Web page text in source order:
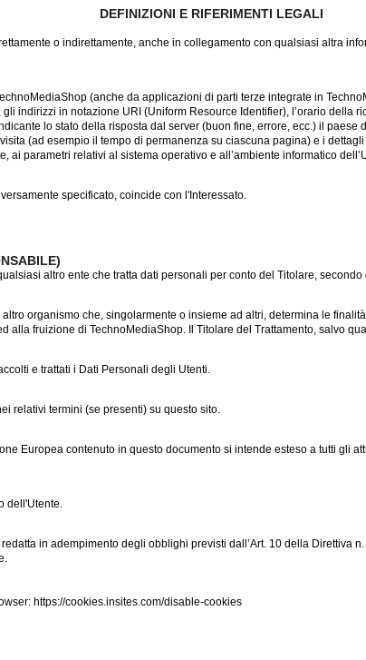
DEFINIZIONI E RIFERIMENTI LEGALI
o indirettamente, anche in collegamento con qualsiasi altra
(anche da applicazioni di parti terze integrate in
indirizzi in notazione URI (Uniform Resource Identifier), l’orario della
lo stato della risposta dal server (buon fine, errore, ecc.) il
(ad esempio il tempo di permanenza su ciascuna pagina) e i
parametri relativi al sistema operativo e all’ambiente informatico
specificato, coincide con l'Interessato.
altro ente che tratta dati personali per conto del Titolare,
organismo che, singolarmente o insieme ad altri, determina le
alla fruizione di TechnoMediaShop. Il Titolare del Trattamento, salvo
e trattati i Dati Personali degli Utenti.
relativi termini (se presenti) su questo sito.
Europea contenuto in questo documento si intende esteso a tutti gli
dell'Utente.
in adempimento degli obblighi previsti dall’Art. 10 della Direttiva
https://cookies.insites.com/disable-cookies